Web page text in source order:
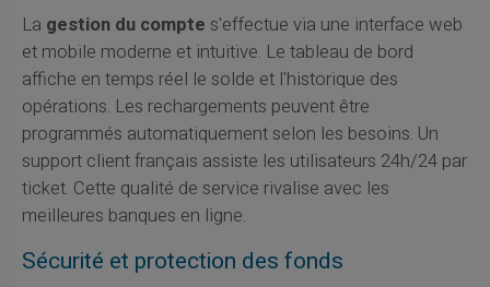
La gestion du compte s'effectue via une interface web
et mobile moderne et intuitive. Le tableau de bord
affiche en temps réel le solde et l'historique des
opérations. Les rechargements peuvent être
programmés automatiquement selon les besoins. Un
support client français assiste les utilisateurs 24h/24 par
ticket. Cette qualité de service rivalise avec les
meilleures banques en ligne.
Sécurité et protection des fonds